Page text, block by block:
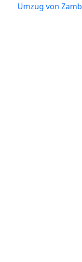
Umzug von